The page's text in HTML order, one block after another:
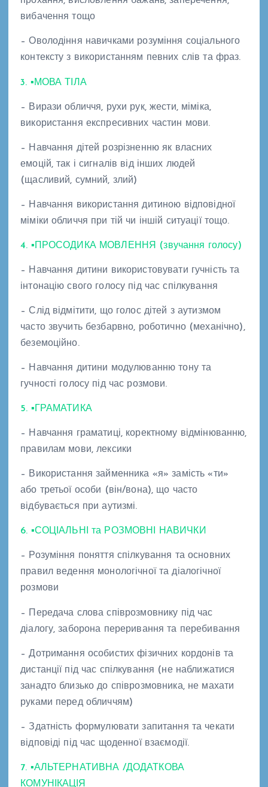
вибачення тощо
– Оволодіння навичками розуміння соціального
контексту з використанням певних слів та фраз.
3. ▪МОВА ТІЛА
– Вирази обличчя, рухи рук, жести, міміка,
використання експресивних частин мови.
– Навчання дітей розрізненню як власних
емоцій, так і сигналів від інших людей
(щасливий, сумний, злий)
– Навчання використання дитиною відповідної
міміки обличчя при тій чи іншій ситуації тощо.
4. ▪ПРОСОДИКА МОВЛЕННЯ (звучання голосу)
– Навчання дитини використовувати гучність та
інтонацію свого голосу під час спілкування
– Слід відмітити, що голос дітей з аутизмом
часто звучить безбарвно, роботично (механічно),
беземоційно.
– Навчання дитини модулюванню тону та
гучності голосу під час розмови.
5. ▪ГРАМАТИКА
– Навчання граматиці, коректному відмінюванню,
правилам мови, лексики
– Використання займенника «я» замість «ти»
або третьої особи (він/вона), що часто
відбувається при аутизмі.
6. ▪СОЦІАЛЬНІ та РОЗМОВНІ НАВИЧКИ
– Розуміння поняття спілкування та основних
правил ведення монологічної та діалогічної
розмови
– Передача слова співрозмовнику під час
діалогу, заборона переривання та перебивання
– Дотримання особистих фізичних кордонів та
дистанції під час спілкування (не наближатися
занадто близько до співрозмовника, не махати
руками перед обличчям)
– Здатність формулювати запитання та чекати
відповіді під час щоденної взаємодії.
7. ▪АЛЬТЕРНАТИВНА /ДОДАТКОВА
КОМУНІКАЦІЯ